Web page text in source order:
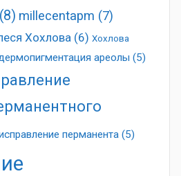
(8) millecentapm (7)
Хохлова (6) Хохлова
ареолы (5)
перманента (5)